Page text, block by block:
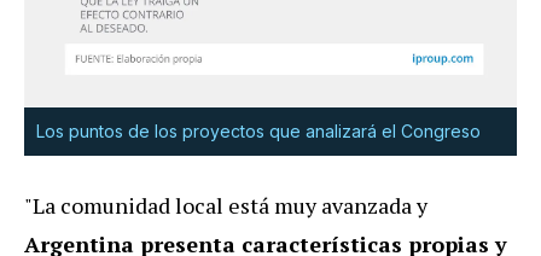
Los puntos de los proyectos que analizará el Congreso
"La comunidad local está muy avanzada y
Argentina presenta características propias y